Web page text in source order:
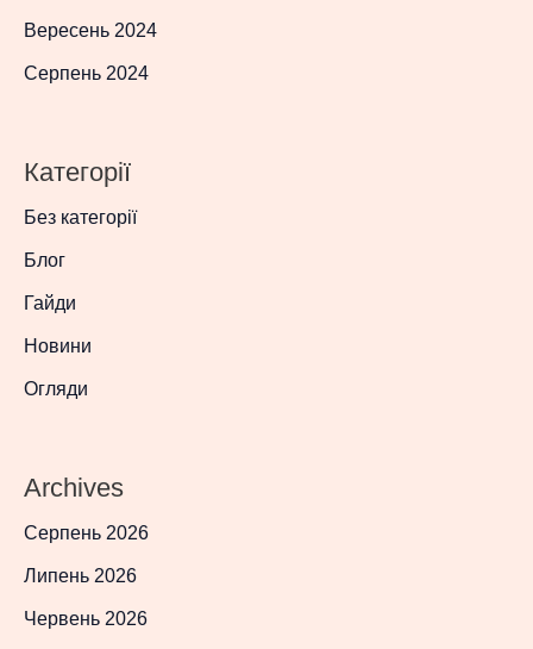
Вересень 2024
Серпень 2024
Категорії
Без категорії
Блог
Гайди
Новини
Огляди
Archives
Серпень 2026
Липень 2026
Червень 2026